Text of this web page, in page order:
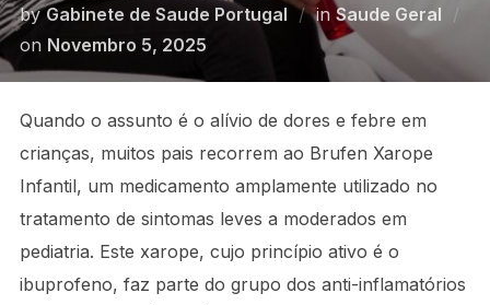
byGabinete de Saude Portugal in Saude Geral
on Posted
on
Novembro 5, 2025
Quando o assunto é o alívio de dores e febre em
crianças, muitos pais recorrem ao Brufen Xarope
Infantil, um medicamento amplamente utilizado no
tratamento de sintomas leves a moderados em
pediatria. Este xarope, cujo princípio ativo é o
ibuprofeno, faz parte do grupo dos anti-inflamatórios